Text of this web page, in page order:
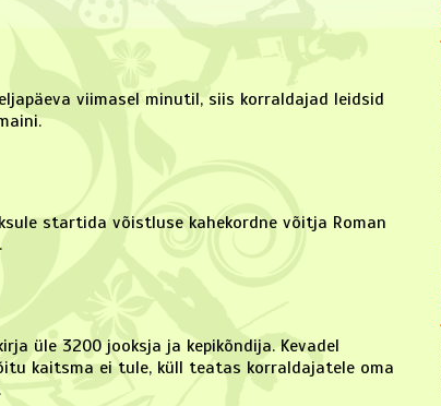
viimasel minutil, siis korraldajad leidsid
startida võistluse kahekordne võitja Roman
üle 3200 jooksja ja kepikõndija. Kevadel
kaitsma ei tule, küll teatas korraldajatele oma